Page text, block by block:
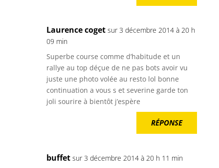
Laurence coget sur 3 décembre 2014 à 20 h
09 min
Superbe course comme d’habitude et un
rallye au top déçue de ne pas bots avoir vu
juste une photo volée au resto lol bonne
continuation a vous s et severine garde ton
joli sourire à bientôt j’espère
RÉPONSE
buffet sur 3 décembre 2014 à 20 h 11 min